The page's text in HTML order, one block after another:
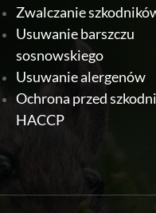
Zwalczanie
Usuwanie barszczu
sosnowskiego
Usuwanie alergenów
Ochrona przed
HACCP